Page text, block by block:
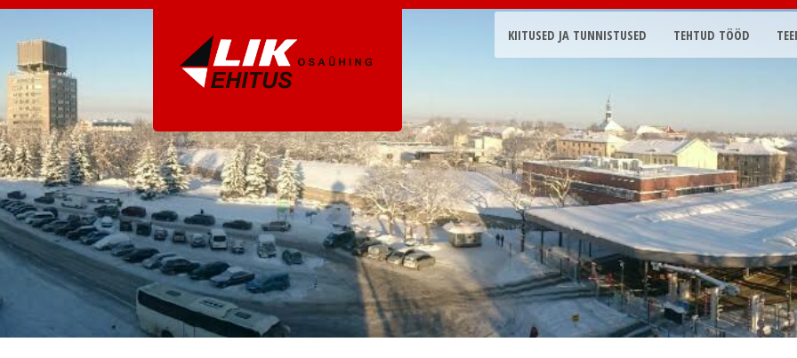
KIITUSED JA TUNNISTUSED TEHTUD TÖÖD